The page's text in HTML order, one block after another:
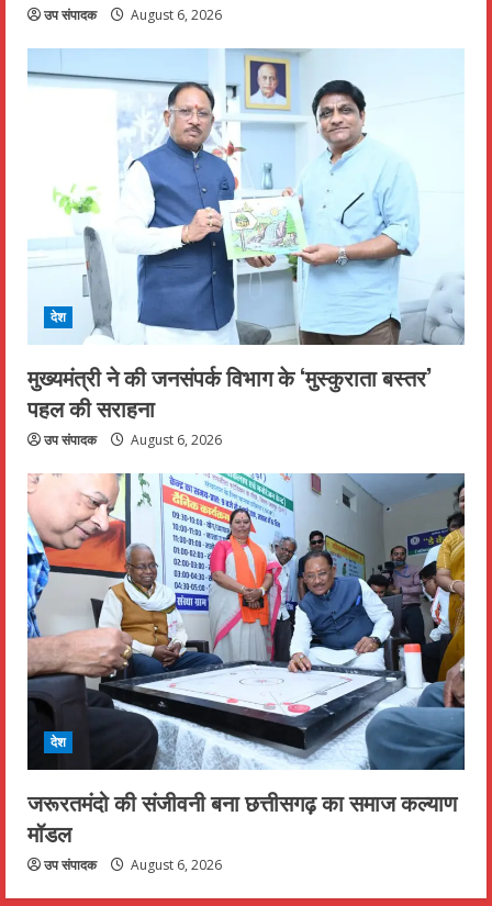
उप संपादक August 6, 2026
देश
मुख्यमंत्री ने की जनसंपर्क विभाग के ‘मुस्कुराता बस्तर’
पहल की सराहना
उप संपादक August 6, 2026
देश
जरूरतमंदो की संजीवनी बना छत्तीसगढ़ का समाज कल्याण
मॉडल
उप संपादक August 6, 2026